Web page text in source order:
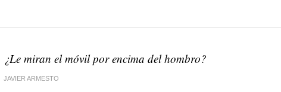
¿Le miran el móvil por encima del hombro?
JAVIER ARMESTO